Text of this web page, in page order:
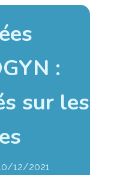
:
sur les
12/2021